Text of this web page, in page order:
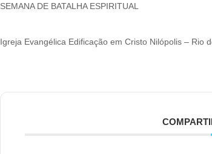
SEMANA DE BATALHA ESPIRITUAL
Igreja Evangélica Edificação em Cristo Nilópolis – Rio